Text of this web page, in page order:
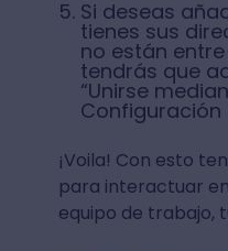
Si deseas
tienes sus
no están
tendrás que
“Unirse
Configuración
¡Voila! Con esto
para interactuar
equipo de trabajo,